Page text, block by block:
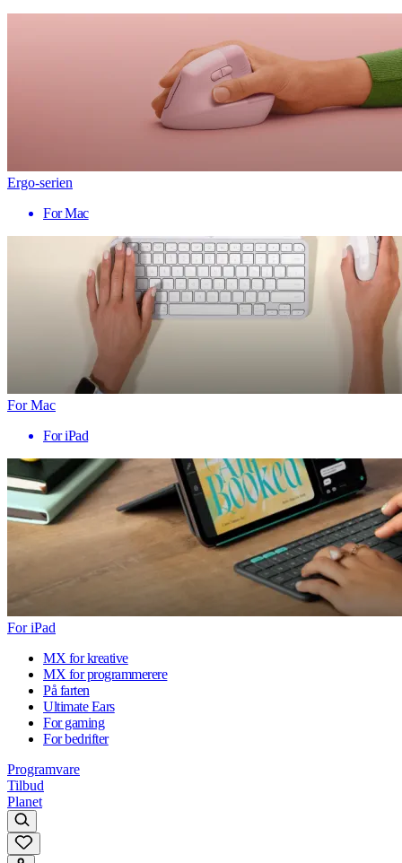
Ergo-serien
For Mac
For Mac
For iPad
For iPad
MX for kreative
MX for programmerere
På farten
Ultimate Ears
For gaming
For bedrifter
Programvare
Tilbud
Planet